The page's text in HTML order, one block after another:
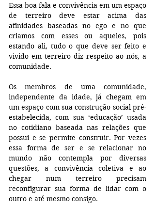
Essa boa fala e convivência em um espaço
de terreiro deve estar acima das
afinidades baseadas no ego e no que
criamos com esses ou aqueles, pois
estando ali, tudo o que deve ser feito e
vivido em terreiro diz respeito ao nós, a
comunidade.
Os membros de uma comunidade,
independente da idade, já chegam em
um espaço com sua construção social pré-
estabelecida, com sua ‘educação’ usada
no cotidiano baseada nas relações que
possui e se permite construir. Por vezes
essa forma de ser e se relacionar no
mundo não contempla por diversas
questões, a convivência coletiva e ao
chegar num terreiro precisam
reconfigurar sua forma de lidar com o
outro e até mesmo consigo.